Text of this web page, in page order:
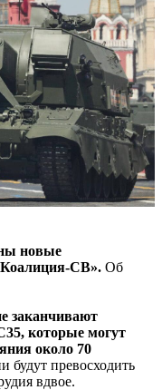
новые
СВ». Об
заканчивают
которые могут
около 70
будут превосходить
вдвое.